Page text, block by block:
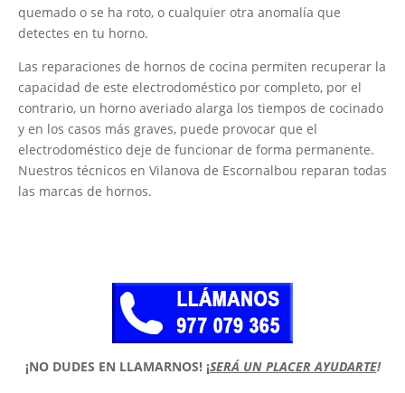
quemado o se ha roto, o cualquier otra anomalía que
detectes en tu horno.
Las reparaciones de hornos de cocina permiten recuperar la
capacidad de este electrodoméstico por completo, por el
contrario, un horno averiado alarga los tiempos de cocinado
y en los casos más graves, puede provocar que el
electrodoméstico deje de funcionar de forma permanente.
Nuestros técnicos en Vilanova de Escornalbou reparan todas
las marcas de hornos.
¡NO DUDES EN LLAMARNOS! ¡SERÁ UN PLACER AYUDARTE!